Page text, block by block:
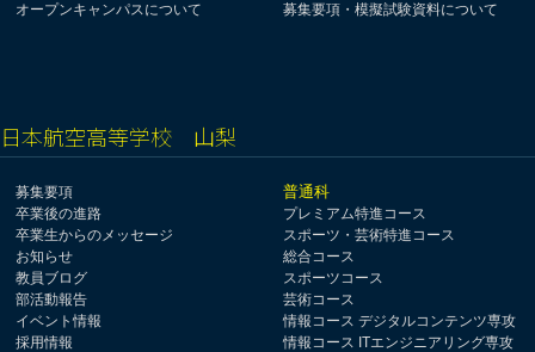
オープンキャンパスについて 募集要項・模擬試験資料について
日本航空高等学校 山梨
募集要項
卒業後の進路
卒業生からのメッセージ
お知らせ
教員ブログ
部活動報告
イベント情報
採用情報
普通科
プレミアム特進コース
スポーツ・芸術特進コース
総合コース
スポーツコース
芸術コース
情報コース デジタルコンテンツ専攻
情報コース ITエンジニアリング専攻